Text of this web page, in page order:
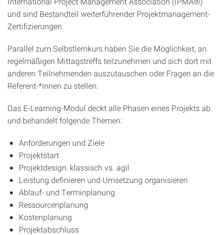
und sind Bestandteil weiterführender Projektmanagement-
Zertifizierungen.
Parallel zum Selbstlernkurs haben Sie die Möglichkeit, an
regelmäßigen Mittagstreffs teilzunehmen und sich dort mit
anderen Teilnehmenden auszutauschen oder Fragen an die
Referent-*innen zu stellen.
Das E-Learning-Modul deckt alle Phasen eines Projekts ab
und behandelt folgende Themen:
Anforderungen und Ziele
Projektstart
Projektdesign: klassisch vs. agil
Leistung definieren und Umsetzung organisieren
Ablauf- und Terminplanung
Ressourcenplanung
Kostenplanung
Projektabschluss